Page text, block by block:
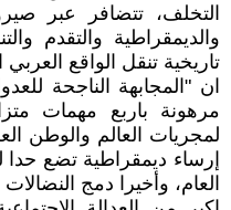
التخلف، تتضافر عبر
والديمقراطية والتقدم
تاريخية تنقل الواقع
ان "المجابهة الناجحة
مرهونة باربع مهمات
لمجريات العالم والوطن
إرساء ديمقراطية تضع حدا
العام، وأخيرا دمج